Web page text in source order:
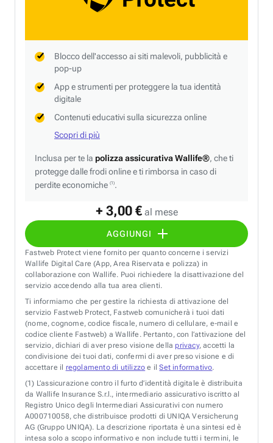
+ 3,00 € al mese
AGGIUNGI
Blocco dell'accesso ai siti malevoli, pubblicità e
pop-up
App e strumenti per proteggere la tua identità
digitale
Contenuti educativi sulla sicurezza online
Scopri di più
Inclusa per te la polizza assicurativa Wallife®, che ti
protegge dalle frodi online e ti rimborsa in caso di
perdite economiche (1).
Fastweb Protect viene fornito per quanto concerne i servizi
Wallife Digital Care (App, Area Riservata e polizza) in
collaborazione con Wallife. Puoi richiedere la disattivazione del
servizio accedendo alla tua area clienti.
Ti informiamo che per gestire la richiesta di attivazione del
servizio Fastweb Protect, Fastweb comunicherà i tuoi dati
(nome, cognome, codice fiscale, numero di cellulare, e-mail e
codice cliente Fastweb) a Wallife. Pertanto, con l’attivazione del
servizio, dichiari di aver preso visione della privacy, accetti la
condivisione dei tuoi dati, confermi di aver preso visione e di
accettare il regolamento di utilizzo e ilSet informativo.
(1) L’assicurazione contro il furto d’identità digitale è distribuita
da Wallife Insurance S.r.l., intermediario assicurativo iscritto al
Registro Unico degli Intermediari Assicurativi con numero
A000710058, che distribuisce prodotti di UNIQA Versicherung
AG (Gruppo UNIQA). La descrizione riportata è una sintesi ed è
intesa solo a scopo informativo e non include tutti i termini, le